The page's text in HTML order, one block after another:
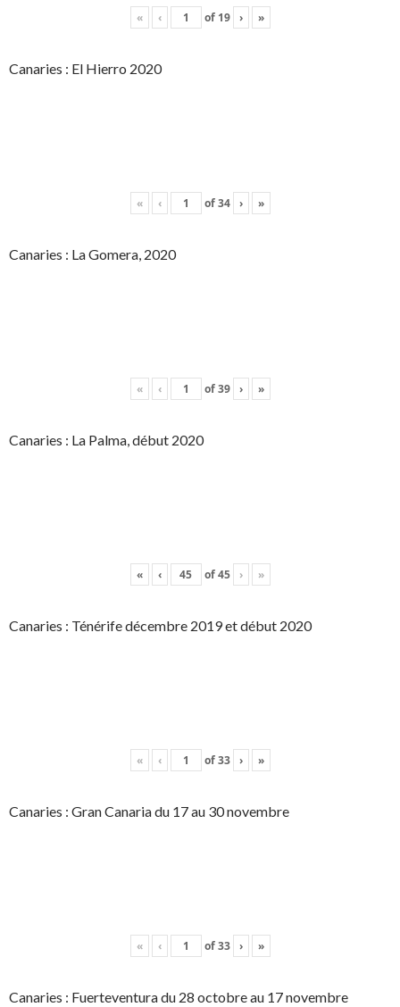
« ‹ of 19 › »
Canaries : El Hierro 2020
« ‹ of34 › »
Canaries : La Gomera, 2020
« ‹ of39 › »
Canaries : La Palma, début 2020
« ‹ of45 › »
Canaries : Ténérife décembre 2019 et début 2020
« ‹ of33 › »
Canaries : Gran Canaria du 17 au 30 novembre
« ‹ of33 › »
Canaries : Fuerteventura du 28 octobre au 17 novembre